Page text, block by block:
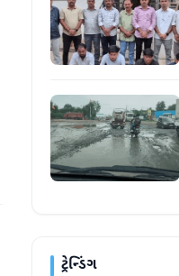
ટ્રેન્ડિંગ